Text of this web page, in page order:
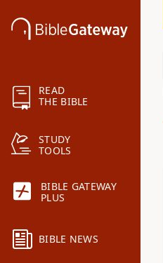
READ
THE BIBLE
STUDY
TOOLS
BIBLE GATEWAY
PLUS
BIBLE NEWS